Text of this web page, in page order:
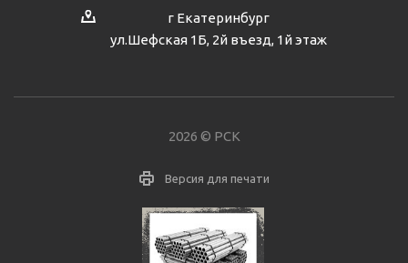
г Екатеринбург
ул.Шефская 1Б, 2й въезд, 1й этаж
2026 © РСК
Версия для печати